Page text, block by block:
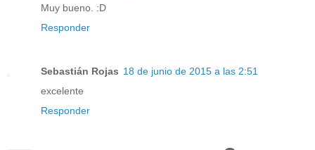
Muy bueno. :D
Responder
Sebastián Rojas 18 de junio de 2015 a las 2:51
excelente
Responder